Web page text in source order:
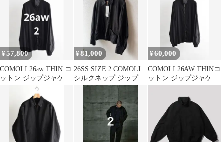
¥57,800
COMOLI 26aw THIN コ
ットン ジップジャケッ
¥81,000
26SS SIZE 2 COMOLI
シルクネップ ジップシ
ョートジャケット
¥60,000
COMOLI 26AW THINコ
ットン ジップジャケッ
ト 1